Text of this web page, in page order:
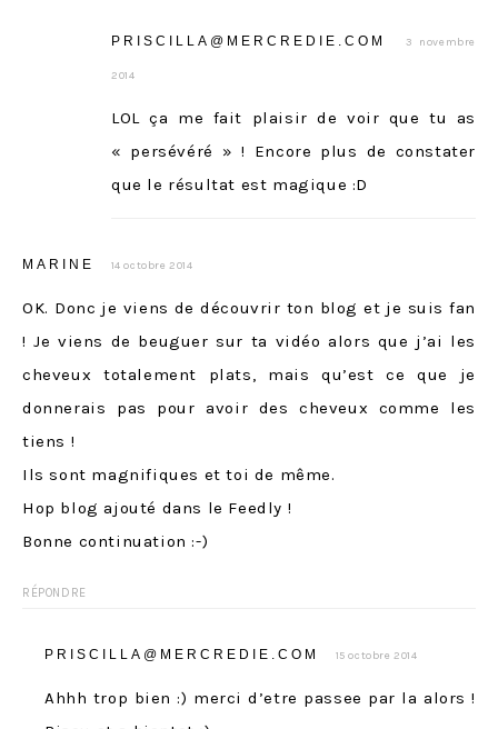
PRISCILLA@MERCREDIE.COM 3 novembre
2014
LOL ça me fait plaisir de voir que tu as
« persévéré » ! Encore plus de constater
que le résultat est magique :D
MARINE 14 octobre 2014
OK. Donc je viens de découvrir ton blog et je suis fan
! Je viens de beuguer sur ta vidéo alors que j’ai les
cheveux totalement plats, mais qu’est ce que je
donnerais pas pour avoir des cheveux comme les
tiens !
Ils sont magnifiques et toi de même.
Hop blog ajouté dans le Feedly !
Bonne continuation :-)
RÉPONDRE
PRISCILLA@MERCREDIE.COM 15 octobre 2014
Ahhh trop bien :) merci d’etre passee par la alors !